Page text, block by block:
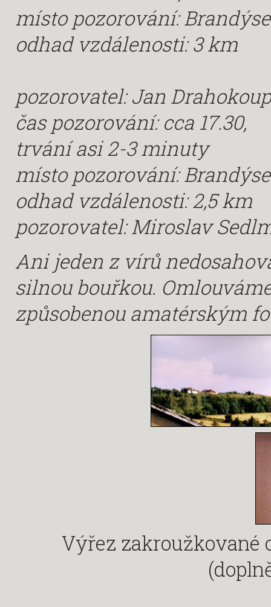
místo pozorování:
odhad vzdálenosti: 3 km
pozorovatel: Jan
čas pozorování: cca 17.30,
trvání asi 2-3 minuty
místo pozorování:
odhad vzdálenosti: 2,5 km
pozorovatel: Miroslav
Ani jeden z vírů
silnou bouřkou.
způsobenou amatérským
Výřez zakroužkované